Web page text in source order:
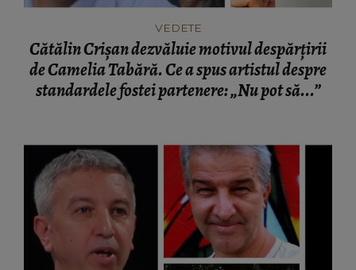
VEDETE
Cătălin Crișan dezvăluie motivul despărțirii
de Camelia Tabără. Ce a spus artistul despre
standardele fostei partenere: „Nu pot să...”